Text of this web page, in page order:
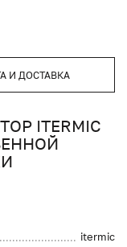
И ДОСТАВКА
ITERMIC
itermic